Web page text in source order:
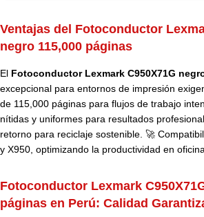
Ventajas del Fotoconductor
negro 115,000 páginas
El Fotoconductor Lexmark C950X71G
excepcional para entornos de impresión
de 115,000 páginas para flujos de trabajo
nítidas y uniformes para resultados
retorno para reciclaje sostenible. 🚀
y X950, optimizando la productividad en
Fotoconductor Lexmark
páginas en Perú: Calidad